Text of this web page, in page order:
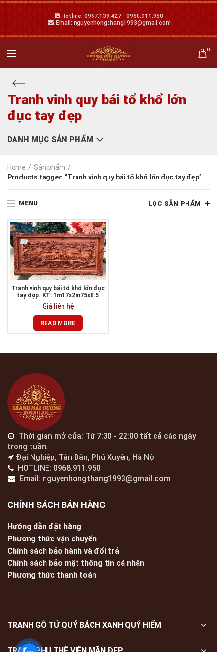
Hotline: 0967.139.427 - 0968.911.950
Email: nguyenhongthang1993@gmail.com
0
Tranh vinh quy bái tổ khổ lớn
đục tay đẹp
DANH MỤC SẢN PHẨM
Home
Sản phẩm
Products tagged “Tranh vinh quy bái tổ khổ lớn đục tay đẹp”
MENU LỌC SẢN PHẨM
Tranh vinh quy bái tổ khổ lớn đục
tay đẹp. KT: 1m17x2m75x8.5
Giá liên hệ
READ MORE
Thời gian mở cửa: Từ 7:30 - 22:00 tất cả các ngày
trong tuần.
Đại Nghiệp, Tân Dân, Phú Xuyên, Hà Nội
HOTLINE: 0968.911.950
Email: nguyenhongthang1993@gmail.com
CHÍNH SÁCH BÁN HÀNG
Hướng dẫn đặt hàng
Phương thức vận chuyển
Chính sách bảo hành và đổi trả
Chính sách bảo mật thông tin cá nhân
Phương thức thanh toán
TRANH GỖ TỨ QUÝ BÁCH XANH QUÝ HIẾM
TRANH PHU THÊ VIÊN MÃN ĐẸP